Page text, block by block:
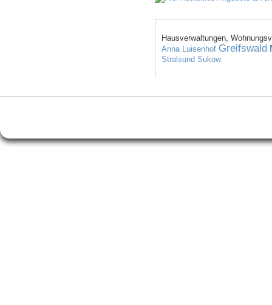
Hausverwaltungen,
Anna Luisenhof Greifswald
Stralsund Sukow